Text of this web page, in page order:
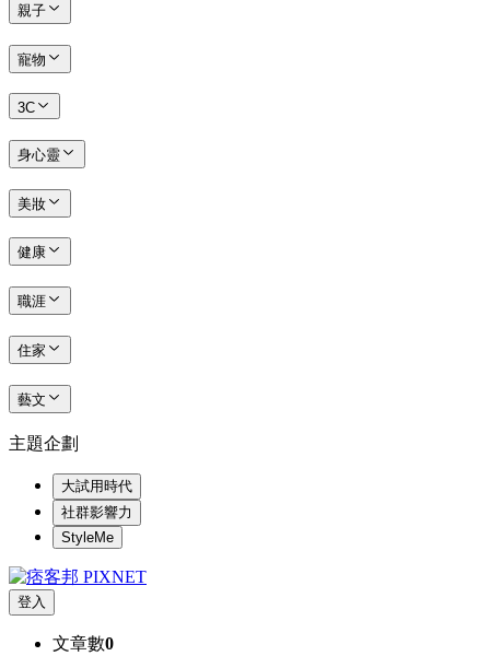
親子
寵物
3C
身心靈
美妝
健康
職涯
住家
藝文
主題企劃
大試用時代
社群影響力
StyleMe
登入
文章數0